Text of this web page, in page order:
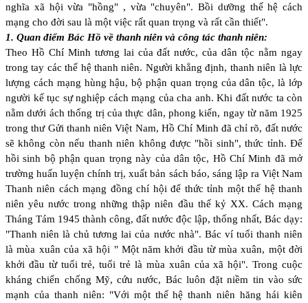
nghĩa xã hội vừa "hồng" , vừa "chuyên". Bồi dưỡng thế hệ cách
mạng cho đời sau là một việc rất quan trọng và rất cần thiết".
1. Quan điểm Bác Hồ về thanh niên và công tác thanh niên:
Theo Hồ Chí Minh tương lai của đất nước, của dân tộc nằm ngay
trong tay các thế hệ thanh niên. Người khẳng định, thanh niên là lực
lượng cách mạng hùng hậu, bộ phận quan trọng của dân tộc, là lớp
người kế tục sự nghiệp cách mạng của cha anh. Khi đất nước ta còn
nằm dưới ách thống trị của thực dân, phong kiến, ngay từ năm 1925
trong thư Gửi thanh niên Việt Nam, Hồ Chí Minh đã chỉ rõ, đất nước
sẽ không còn nếu thanh niên không được "hồi sinh", thức tỉnh. Để
hồi sinh bộ phận quan trọng này của dân tộc, Hồ Chí Minh đã mở
trường huấn luyện chính trị, xuất bản sách báo, sáng lập ra Việt Nam
Thanh niên cách mạng đồng chí hội để thức tỉnh một thế hệ thanh
niên yêu nước trong những thập niên đầu thế kỷ XX. Cách mạng
Tháng Tám 1945 thành công, đất nước độc lập, thống nhất, Bác dạy:
"Thanh niên là chủ tương lai của nước nhà". Bác ví tuổi thanh niên
là mùa xuân của xã hội " Một năm khởi đầu từ mùa xuân, một đời
khởi đầu từ tuổi trẻ, tuổi trẻ là mùa xuân của xã hội". Trong cuộc
kháng chiến chống Mỹ, cứu nước, Bác luôn đặt niềm tin vào sức
mạnh của thanh niên: "Với một thế hệ thanh niên hăng hái kiên